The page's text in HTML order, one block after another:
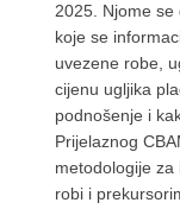
2025. Njome se
koje se
uvezene robe,
cijenu ugljika
podnošenje i
Prijelaznog
metodologije
robi i